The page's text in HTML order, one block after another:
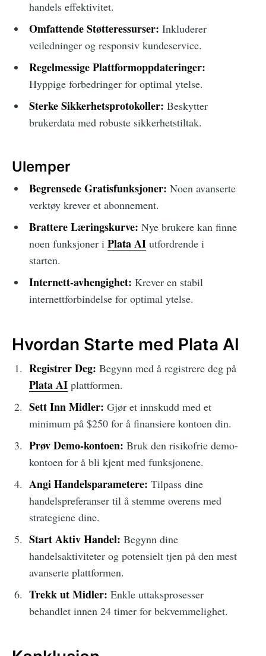
handels effektivitet.
Omfattende Støtteressurser: Inkluderer
veiledninger og responsiv kundeservice.
Regelmessige Plattformoppdateringer:
Hyppige forbedringer for optimal ytelse.
Sterke Sikkerhetsprotokoller: Beskytter
brukerdata med robuste sikkerhetstiltak.
Ulemper
Begrensede Gratisfunksjoner: Noen avanserte
verktøy krever et abonnement.
Brattere Læringskurve: Nye brukere kan finne
noen funksjoner i Plata AIutfordrende i
starten.
Internett-avhengighet: Krever en stabil
internettforbindelse for optimal ytelse.
Hvordan Starte med Plata AI
Registrer Deg: Begynn med å registrere deg på
Plata AIplattformen.
Sett Inn Midler: Gjør et innskudd med et
minimum på $250 for å finansiere kontoen din.
Prøv Demo-kontoen: Bruk den risikofrie demo-
kontoen for å bli kjent med funksjonene.
Angi Handelsparametere: Tilpass dine
handelspreferanser til å stemme overens med
strategiene dine.
Start Aktiv Handel: Begynn dine
handelsaktiviteter og potensielt tjen på den mest
avanserte plattformen.
Trekk ut Midler: Enkle uttaksprosesser
behandlet innen 24 timer for bekvemmelighet.